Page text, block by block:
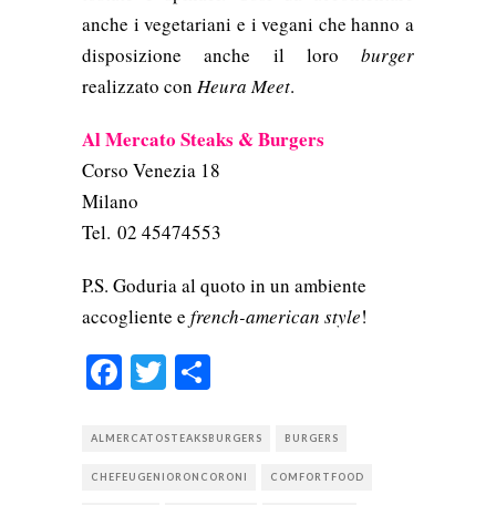
anche i vegetariani e i vegani che hanno a
disposizione anche il loro burger
realizzato con Heura Meet.
Al Mercato Steaks & Burgers
Corso Venezia 18
Milano
Tel. 02 45474553
P.S. Goduria al quoto in un ambiente
accogliente e french-american style!
Facebook
Twitter
ALMERCATOSTEAKSBURGERS BURGERS
CHEFEUGENIORONCORONI COMFORTFOOD